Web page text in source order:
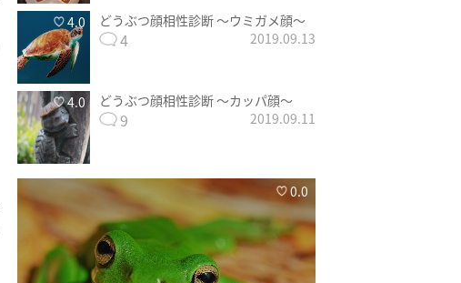
4.0 どうぶつ顔相性診断 〜ウミガメ顔〜
4 2019.09.13
4.0 どうぶつ顔相性診断 〜カッパ顔〜
9 2019.09.11
0.0